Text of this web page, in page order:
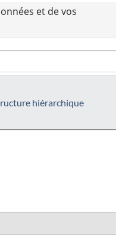
et de vos
hiérarchique